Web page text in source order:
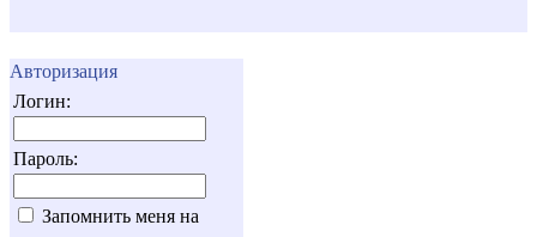
Авторизация
Логин:
Пароль:
Запомнить меня на